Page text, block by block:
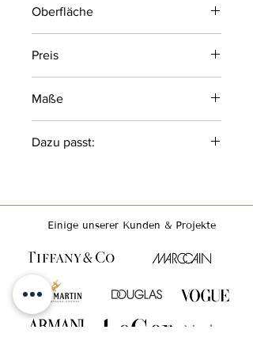
Oberfläche
Preis
Maße
Tüllöffnung: 2,3cm
Dazu passt:
Einige unserer Kunden & Projekte